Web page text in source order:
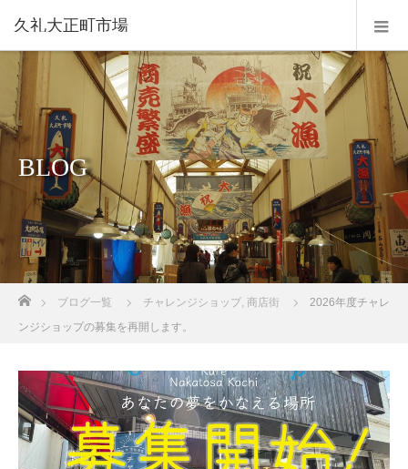
久礼大正町市場
BLOG
ブログ一覧 チャレンジショップ, 商店街
2026年度チャレ
ンジショップの募集を再開します。